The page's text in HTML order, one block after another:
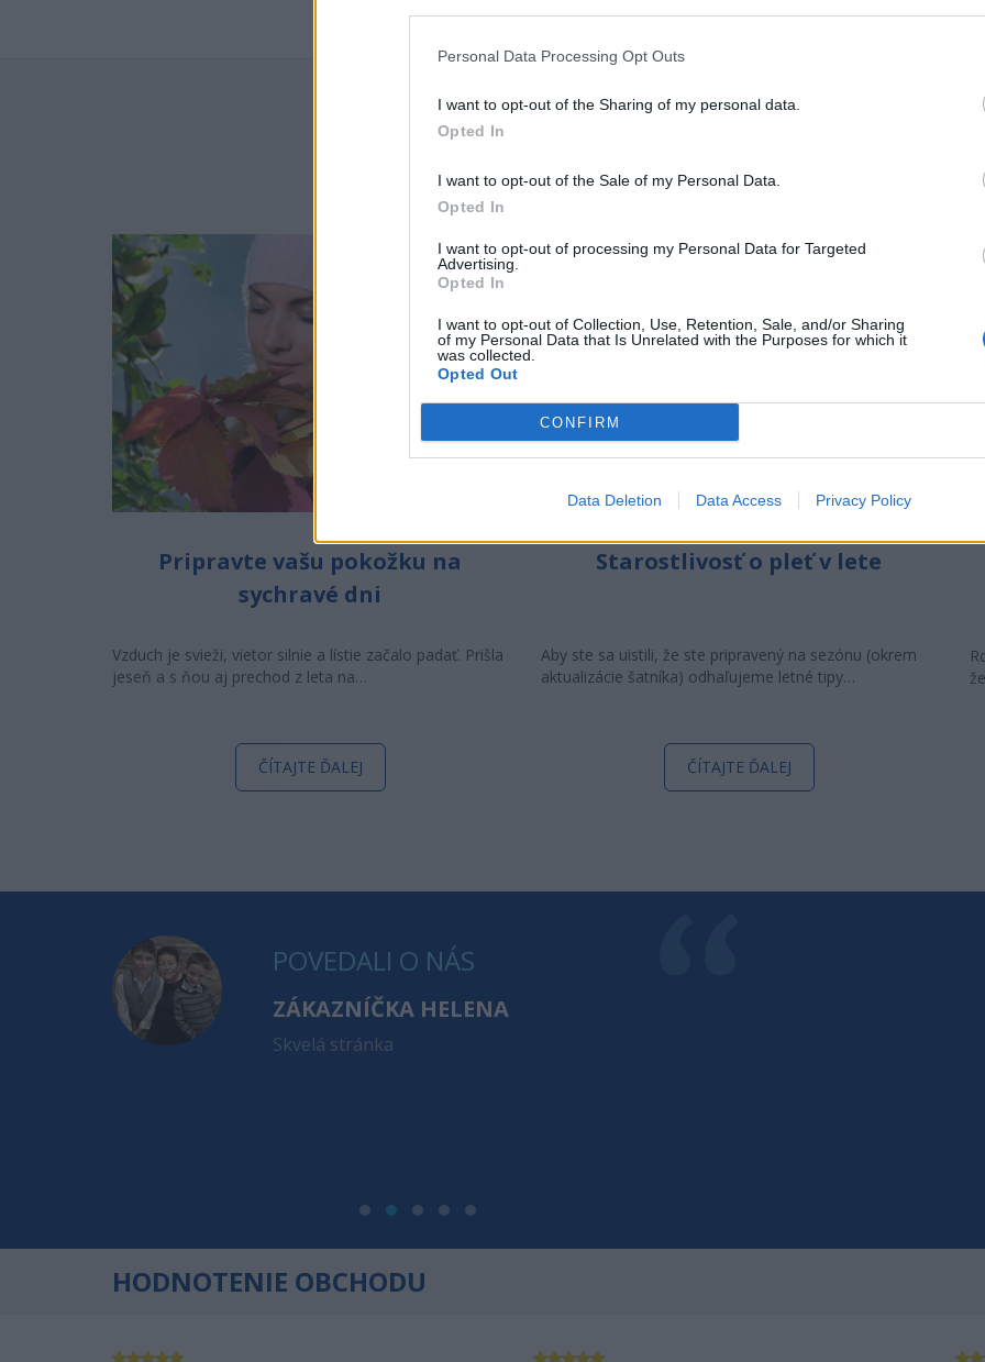
Personal Data Processing Opt Outs
I want to opt-out of the Sharing of my personal data.
Opted In
I want to opt-out of the Sale of my Personal Data.
Opted In
I want to opt-out of processing my Personal Data for Targeted
Advertising.
Opted In
I want to opt-out of Collection, Use, Retention, Sale, and/or Sharing
of my Personal Data that Is Unrelated with the Purposes for which it
was collected.
Opted Out
CONFIRM
Data Deletion Data Access Privacy Policy
NAJNOVŠIE ČLÁNKY V NAŠOM
Pripravte vašu pokožku na
sychravé dni
Vzduch je svieži, vietor silnie a lístie začalo padať. Prišla
jeseň a s ňou aj prechod z leta na…
ČÍTAJTE ĎALEJ
Starostlivosť o pleť v lete
Aby ste sa uistili, že ste pripravený na sezónu (okrem
aktualizácie šatníka) odhaľujeme letné tipy…
ČÍTAJTE ĎALEJ
POVEDALI O NÁS
ZÁKAZNÍČKA HELENA
Skvelá stránka
HODNOTENIE OBCHODU